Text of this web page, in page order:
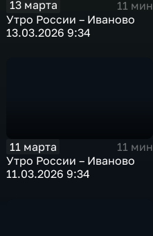
13 марта
11 мин
Утро России – Иваново
13.03.2026 9:34
11 марта
11 мин
Утро России – Иваново
11.03.2026 9:34